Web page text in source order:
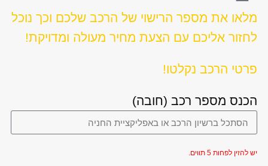
מלאו את מספר הרישוי של הרכב שלכם וכך נוכל
לחזור אליכם עם הצעת מחיר מעולה ומדויקת!
פרטי הרכב נקלטו!
הכנס מספר רכב (חובה)
יש להזין לפחות 5 תווים.